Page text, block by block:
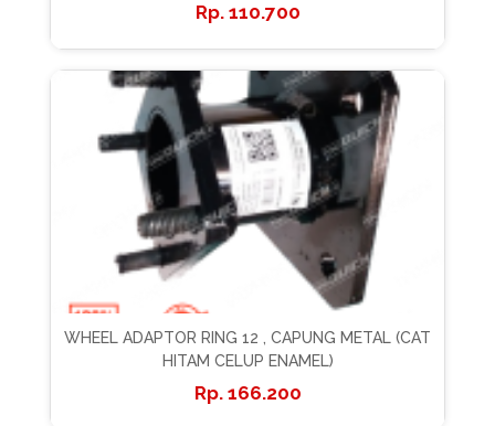
110.700
WHEEL ADAPTOR RING 12 , CAPUNG METAL (CAT
HITAM CELUP ENAMEL)
166.200